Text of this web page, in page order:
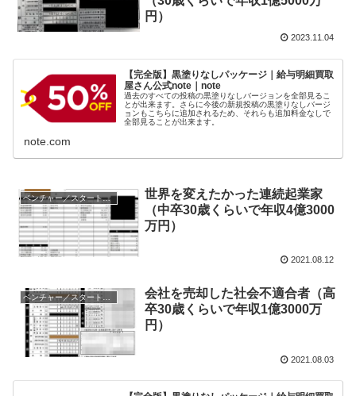
円）
2023.11.04
【完全版】黒塗りなしパッケージ｜給与明細買取
屋さん公式note｜note
過去のすべての投稿の黒塗りなしバージョンを全部見るこ
とが出来ます。さらに今後の新規投稿の黒塗りなしバージ
ョンもこちらに追加されるため、それらも追加料金なしで
全部見ることが出来ます。
note.com
ベンチャー／スタートアップ／経営者
世界を変えたかった連続起業家
（中卒30歳くらいで年収4億3000
万円）
2021.08.12
ベンチャー／スタートアップ／経営者
会社を売却した社会不適合者（高
卒30歳くらいで年収1億3000万
円）
2021.08.03